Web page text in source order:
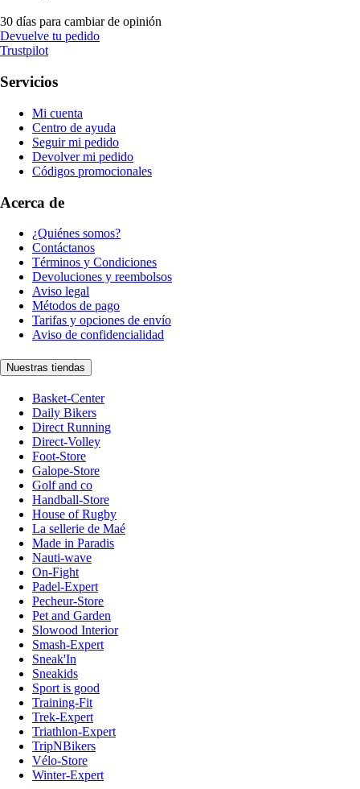
30 días para cambiar de opinión
Devuelve tu pedido
Trustpilot
Servicios
Mi cuenta
Centro de ayuda
Seguir mi pedido
Devolver mi pedido
Códigos promocionales
Acerca de
¿Quiénes somos?
Contáctanos
Términos y Condiciones
Devoluciones y reembolsos
Aviso legal
Métodos de pago
Tarifas y opciones de envío
Aviso de confidencialidad
Nuestras tiendas
Basket-Center
Daily Bikers
Direct Running
Direct-Volley
Foot-Store
Galope-Store
Golf and co
Handball-Store
House of Rugby
La sellerie de Maé
Made in Paradis
Nauti-wave
On-Fight
Padel-Expert
Pecheur-Store
Pet and Garden
Slowood Interior
Smash-Expert
Sneak'In
Sneakids
Sport is good
Training-Fit
Trek-Expert
Triathlon-Expert
TripNBikers
Vélo-Store
Winter-Expert